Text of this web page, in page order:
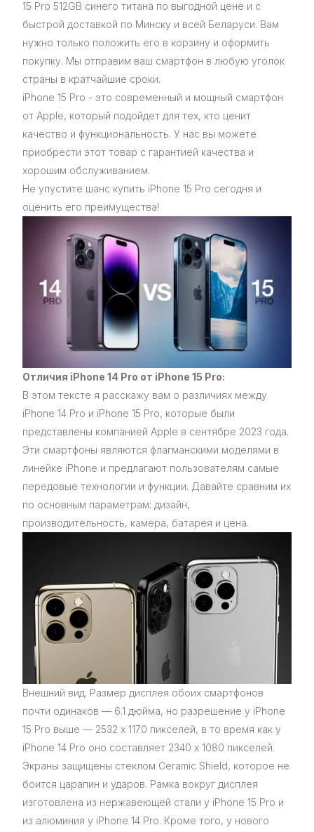
15 Pro 512GB синего титана по выгодной цене и с
быстрой доставкой по Минску и всей Беларуси. Вам
нужно только положить его в корзину и оформить
покупку. Мы отправим ваш смартфон в любую уголок
страны в кратчайшие сроки.
iPhone 15 Pro - это современный и мощный смартфон
от Apple, который подойдет для тех, кто ценит
качество и функциональность. У нас вы можете
приобрести этот товар с гарантией качества и
хорошим обслуживанием.
Не упустите шанс купить iPhone 15 Pro сегодня и
оценить его преимущества!
Отличия iPhone 14 Pro от iPhone 15 Pro:
В этом тексте я расскажу вам о различиях между
iPhone 14 Pro и iPhone 15 Pro, которые были
представлены компанией Apple в сентябре 2023 года.
Эти смартфоны являются флагманскими моделями в
линейке iPhone и предлагают пользователям самые
передовые технологии и функции. Давайте сравним их
по основным параметрам: дизайн,
производительность, камера, батарея и цена.
Внешний вид. Размер дисплея обоих смартфонов
почти одинаков — 6.1 дюйма, но разрешение у iPhone
15 Pro выше — 2532 х 1170 пикселей, в то время как у
iPhone 14 Pro оно составляет 2340 х 1080 пикселей.
Экраны защищены стеклом Ceramic Shield, которое не
боится царапин и ударов. Рамка вокруг дисплея
изготовлена из нержавеющей стали у iPhone 15 Pro и
из алюминия у iPhone 14 Pro. Кроме того, у нового